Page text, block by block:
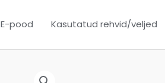
E-pood Kasutatud rehvid/veljed